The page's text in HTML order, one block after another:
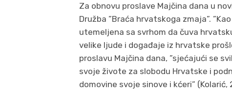
Za obnovu proslave Majčina dana u
Družba ”Braća hrvatskoga zmaja”.
utemeljena sa svrhom da čuva
velike ljude i događaje iz hrvatske
proslavu Majčina dana, ”sjećajući se
svoje živote za slobodu Hrvatske i
domovine svoje sinove i kćeri”